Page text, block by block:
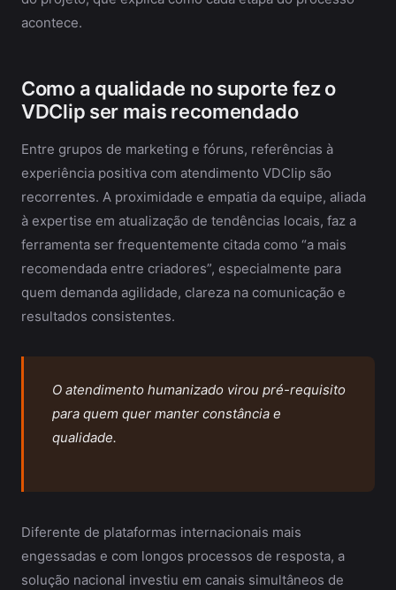
acontece.
Como a qualidade no suporte fez o
VDClip ser mais recomendado
Entre grupos de marketing e fóruns, referências à
experiência positiva com atendimento VDClip são
recorrentes. A proximidade e empatia da equipe, aliada
à expertise em atualização de tendências locais, faz a
ferramenta ser frequentemente citada como “a mais
recomendada entre criadores”, especialmente para
quem demanda agilidade, clareza na comunicação e
resultados consistentes.
O atendimento humanizado virou pré-requisito
para quem quer manter constância e
qualidade.
Diferente de plataformas internacionais mais
engessadas e com longos processos de resposta, a
solução nacional investiu em canais simultâneos de